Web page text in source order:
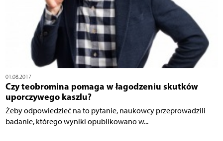
01.08.2017
Czy teobromina pomaga w łagodzeniu skutków
uporczywego kaszlu?
Żeby odpowiedzieć na to pytanie, naukowcy przeprowadzili
badanie, którego wyniki opublikowano w...